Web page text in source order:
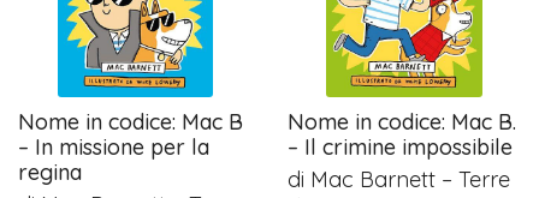
Nome in codice: Mac B
– In missione per la
regina
Nome in codice: Mac B.
– Il crimine impossibile
di Mac Barnett – Terre